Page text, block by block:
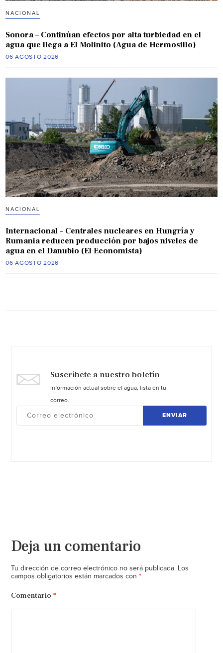
NACIONAL
Sonora – Continúan efectos por alta turbiedad en el
agua que llega a El Molinito (Agua de Hermosillo)
06 AGOSTO 2026
NACIONAL
Internacional – Centrales nucleares en Hungría y
Rumania reducen producción por bajos niveles de
agua en el Danubio (El Economista)
06 AGOSTO 2026
Suscríbete a nuestro boletín
Información actual sobre el agua, lista en tu
correo.
ENVIAR
Deja un comentario
Tu dirección de correo electrónico no será publicada. Los
campos obligatorios están marcados con *
Comentario *